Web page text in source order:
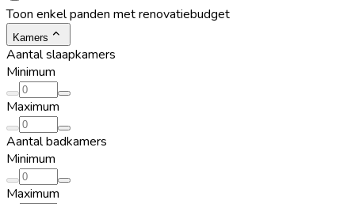
Toon enkel panden met renovatiebudget
Kamers
Aantal slaapkamers
Minimum
Maximum
Aantal badkamers
Minimum
Maximum